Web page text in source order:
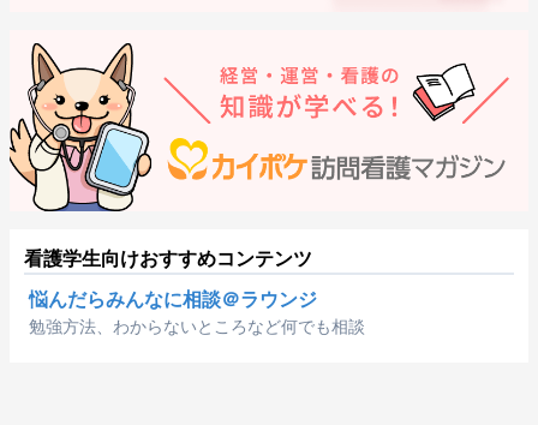
看護学生向けおすすめコンテンツ
悩んだらみんなに相談＠ラウンジ
勉強方法、わからないところなど何でも相談